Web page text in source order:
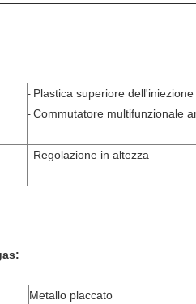
- Plastica superiore dell'iniezione
- Commutatore multifunzionale
- Regolazione in altezza
Metallo placcato